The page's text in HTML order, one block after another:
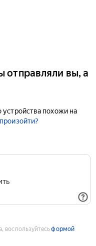
отправляли вы, а
похожи на
воспользуйтесьформой